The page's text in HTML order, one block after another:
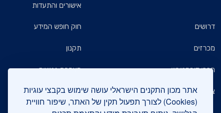
אתר מכון התקנים הישראלי עושה שימוש בקבצי עוגיות
(Cookies) לצורך תפעול תקין של האתר, שיפור חוויית
אישורים והתעדות
דרושים
מכרזים
חברי דירקטוריון
צרו קשר
חוק חופש המידע
תקנון
הצהרת נגישות
מדיניות הגנת הפרטיות